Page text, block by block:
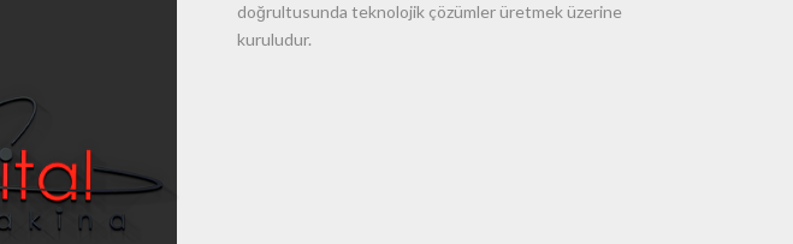
doğrultusunda teknolojik çözümler üretmek üzerine
kuruludur.